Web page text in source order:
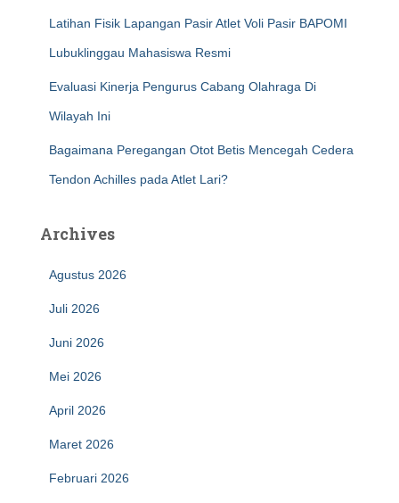
Latihan Fisik Lapangan Pasir Atlet Voli Pasir BAPOMI
Lubuklinggau Mahasiswa Resmi
Evaluasi Kinerja Pengurus Cabang Olahraga Di
Wilayah Ini
Bagaimana Peregangan Otot Betis Mencegah Cedera
Tendon Achilles pada Atlet Lari?
Archives
Agustus 2026
Juli 2026
Juni 2026
Mei 2026
April 2026
Maret 2026
Februari 2026